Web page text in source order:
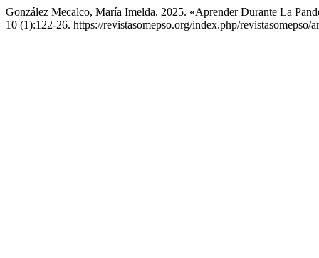
González Mecalco, María Imelda. 2025. «Aprender Durante La
10 (1):122-26. https://revistasomepso.org/index.php/revistasomepso/